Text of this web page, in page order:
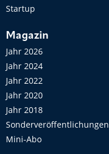
Startup
Magazin
Jahr 2026
Jahr 2024
Jahr 2022
Jahr 2020
Jahr 2018
Sonderveröffentlichungen
Mini-Abo